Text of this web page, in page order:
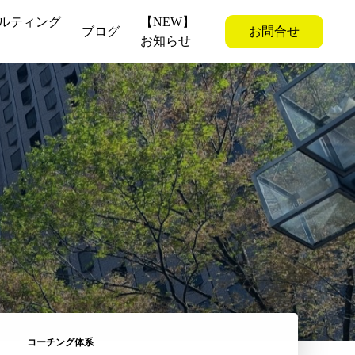
ティング
ブログ
【NEW】
お知らせ
お問合せ
コーチング体系